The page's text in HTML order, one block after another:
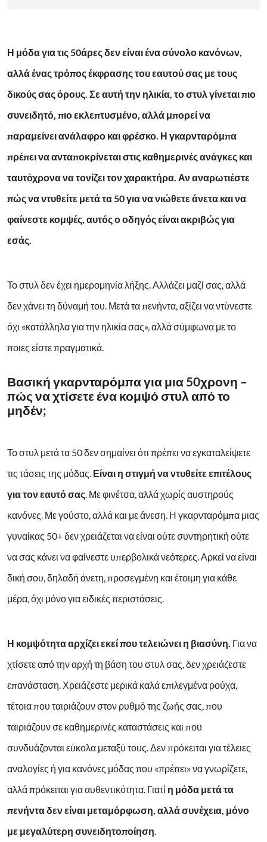
Η μόδα για τις 50άρες δεν είναι ένα σύνολο κανόνων,
αλλά ένας τρόπος έκφρασης του εαυτού σας με τους
δικούς σας όρους. Σε αυτή την ηλικία, το στυλ γίνεται πιο
συνειδητό, πιο εκλεπτυσμένο, αλλά μπορεί να
παραμείνει ανάλαφρο και φρέσκο. Η γκαρνταρόμπα
πρέπει να ανταποκρίνεται στις καθημερινές ανάγκες και
ταυτόχρονα να τονίζει τον χαρακτήρα. Αν αναρωτιέστε
πώς να ντυθείτε μετά τα 50 για να νιώθετε άνετα και να
φαίνεστε κομψές, αυτός ο οδηγός είναι ακριβώς για
εσάς.
Το στυλ δεν έχει ημερομηνία λήξης. Αλλάζει μαζί σας, αλλά
δεν χάνει τη δύναμή του. Μετά τα πενήντα, αξίζει να ντύνεστε
όχι «κατάλληλα για την ηλικία σας», αλλά σύμφωνα με το
ποιες είστε πραγματικά.
Βασική γκαρνταρόμπα για μια 50χρονη –
πώς να χτίσετε ένα κομψό στυλ από το
μηδέν;
Το στυλ μετά τα 50 δεν σημαίνει ότι πρέπει να εγκαταλείψετε
τις τάσεις της μόδας. Είναι η στιγμή να ντυθείτε επιτέλους
για τον εαυτό σας. Με φινέτσα, αλλά χωρίς αυστηρούς
κανόνες. Με γούστο, αλλά και με άνεση. Η γκαρνταρόμπα μιας
γυναίκας 50+ δεν χρειάζεται να είναι ούτε συντηρητική ούτε
να σας κάνει να φαίνεστε υπερβολικά νεότερες. Αρκεί να είναι
δική σου, δηλαδή άνετη, προσεγμένη και έτοιμη για κάθε
μέρα, όχι μόνο για ειδικές περιστάσεις.
Η κομψότητα αρχίζει εκεί που τελειώνει η βιασύνη. Για να
χτίσετε από την αρχή τη βάση του στυλ σας, δεν χρειάζεστε
επανάσταση. Χρειάζεστε μερικά καλά επιλεγμένα ρούχα,
τέτοια που ταιριάζουν στον ρυθμό της ζωής σας, που
ταιριάζουν σε καθημερινές καταστάσεις και που
συνδυάζονται εύκολα μεταξύ τους. Δεν πρόκειται για τέλειες
αναλογίες ή για κανόνες μόδας που «πρέπει» να γνωρίζετε,
αλλά πρόκειται για αυθεντικότητα. Γιατί η μόδα μετά τα
πενήντα δεν είναι μεταμόρφωση, αλλά συνέχεια, μόνο
με μεγαλύτερη συνειδητοποίηση.